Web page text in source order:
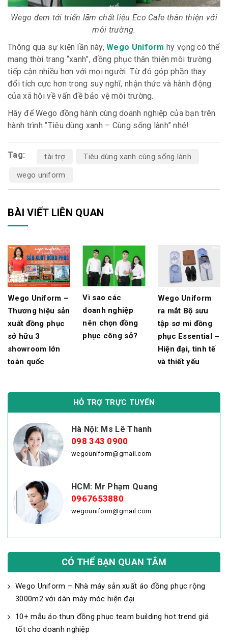
Wego đem tới triển lãm chất liệu Eco Cafe thân thiện với
môi trường.
Thông qua sự kiện lần này,Wego Uniform hy vọng có thể
mang thời trang “xanh”, đồng phục thân thiện môi trường
tiếp cận nhiều hơn với mọi người. Từ đó góp phần thay
đổi tích cực hơn trong suy nghĩ, nhận thức và hành động
của xã hội về vấn đề bảo vệ môi trường.
Hãy để Wego đồng hành cùng doanh nghiệp của bạn trên
hành trình “Tiêu dùng xanh – Cùng sống lành” nhé!
Tag: tài trợ
Tiêu dùng xanh cùng sống lành
wego uniform
BÀI VIẾT LIÊN QUAN
Wego Uniform –
Thương hiệu sản
xuất đồng phục
sở hữu 3
showroom lớn
toàn quốc
Vì sao các
doanh nghiệp
nên chọn đồng
phục công sở?
Wego Uniform
ra mắt Bộ sưu
tập sơ mi đồng
phục Essential –
Hiện đại, tinh tế
và thiết yếu
HỖ TRỢ TRỰC TUYẾN
Hà Nội: Ms Lê Thanh
098 343 0900
wegouniform@gmail.com
HCM: Mr Phạm Quang
0967653880
wegouniform@gmail.com
CÓ THỂ BẠN QUAN TÂM
Wego Uniform – Nhà máy sản xuất áo đồng phục rộng
3000m2 với dàn máy móc hiện đại
10+ mẫu áo thun đồng phục team building hot trend giá
tốt cho doanh nghiệp